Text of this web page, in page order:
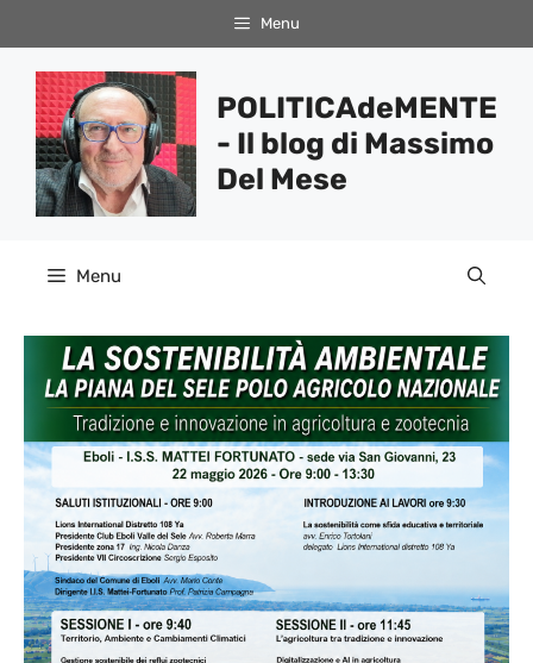
al
contenuto
Menu
POLITICAdeMENTE
- Il blog di Massimo
Del Mese
Menu